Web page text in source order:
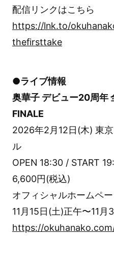
配信リンクはこちら
https://lnk.to/
thefirsttake
●ライブ情報
奥華子 デビュー20周年
FINALE
2026年2月12日(木) 東
ル
OPEN 18:30 / START
6,600円(税込)
オフィシャルホームペ
11月15日(土)正午〜11
https://